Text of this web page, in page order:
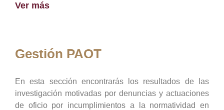
Ver más
Gestión PAOT
En esta sección encontrarás los resultados de las
investigación motivadas por denuncias y actuaciones
de oficio por incumplimientos a la normatividad en